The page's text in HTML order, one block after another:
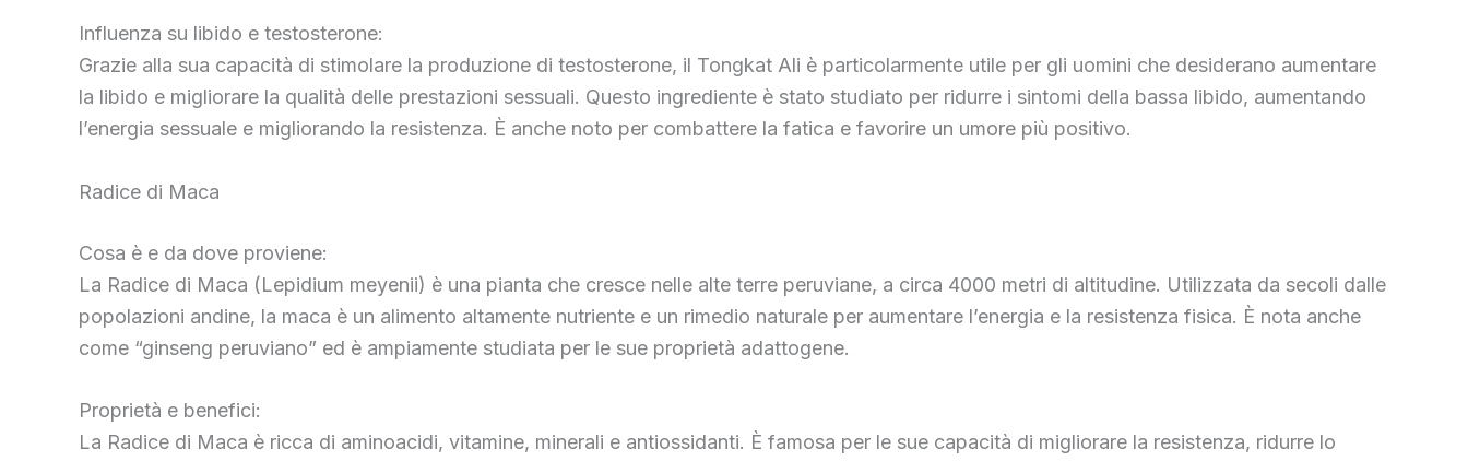
Influenza su libido e testosterone:
Grazie alla sua capacità di stimolare la produzione di testosterone, il Tongkat Ali è particolarmente utile per gli uomini che desiderano aumentare
la libido e migliorare la qualità delle prestazioni sessuali. Questo ingrediente è stato studiato per ridurre i sintomi della bassa libido, aumentando
l’energia sessuale e migliorando la resistenza. È anche noto per combattere la fatica e favorire un umore più positivo.
Radice di Maca
Cosa è e da dove proviene:
La Radice di Maca (Lepidium meyenii) è una pianta che cresce nelle alte terre peruviane, a circa 4000 metri di altitudine. Utilizzata da secoli dalle
popolazioni andine, la maca è un alimento altamente nutriente e un rimedio naturale per aumentare l’energia e la resistenza fisica. È nota anche
come “ginseng peruviano” ed è ampiamente studiata per le sue proprietà adattogene.
Proprietà e benefici:
La Radice di Maca è ricca di aminoacidi, vitamine, minerali e antiossidanti. È famosa per le sue capacità di migliorare la resistenza, ridurre lo